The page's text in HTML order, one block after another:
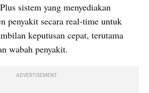
sistem yang menyediakan
penyakit secara real-time untuk
keputusan cepat, terutama
wabah penyakit.
ADVERTISEMENT